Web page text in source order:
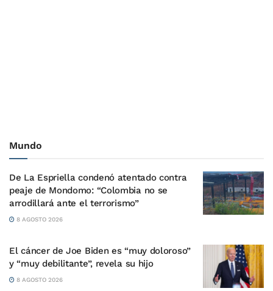
Mundo
De La Espriella condenó atentado contra
peaje de Mondomo: “Colombia no se
arrodillará ante el terrorismo”
8 AGOSTO 2026
El cáncer de Joe Biden es “muy doloroso”
y “muy debilitante”, revela su hijo
8 AGOSTO 2026